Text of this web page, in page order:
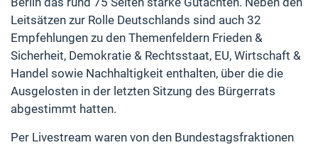
Leitsätzen zur Rolle Deutschlands sind auch 32
Empfehlungen zu den Themenfeldern Frieden &
Sicherheit, Demokratie & Rechtsstaat, EU, Wirtschaft &
Handel sowie Nachhaltigkeit enthalten, über die die
Ausgelosten in der letzten Sitzung des Bürgerrats
abgestimmt hatten.
Per Livestream waren von den Bundestagsfraktionen